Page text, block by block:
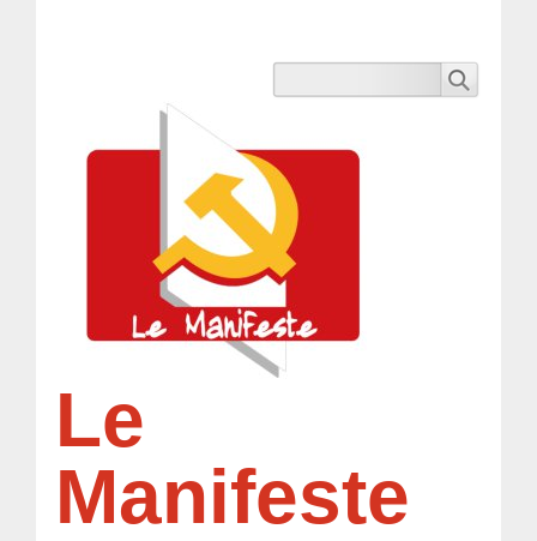
Le
Manifeste